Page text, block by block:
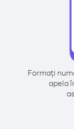
Formați
apela